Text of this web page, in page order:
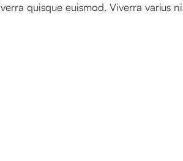
quisque euismod. Viverra varius